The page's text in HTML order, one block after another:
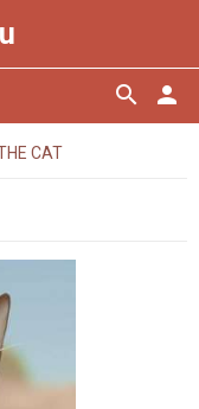
person
search
CAT